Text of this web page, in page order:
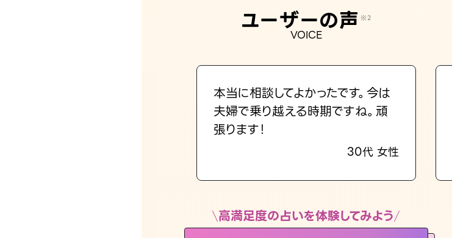
ユーザーの声 ※2
VOICE
本当に相談してよかったです。今は
夫婦で乗り越える時期ですね。頑
張ります！
30代 女性
高満足度の占いを体験してみよう